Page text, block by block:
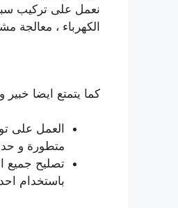
نعمل على تركيب
الكهرباء ، معالجة
كما يتمتع ايضا
العمل على
متطورة و
تصليح جميع
باستخدام